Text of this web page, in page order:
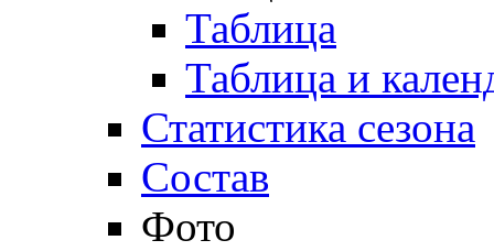
Таблица
Таблица и
Статистика сезона
Состав
Фото